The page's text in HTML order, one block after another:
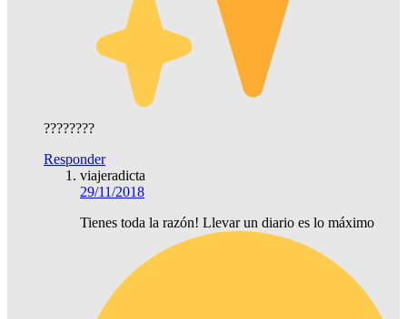
????????
Responder
viajeradicta
29/11/2018
Tienes toda la razón! Llevar un diario es lo máximo